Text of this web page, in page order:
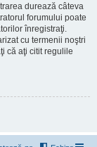
durează câteva
forumului poate
înregistraţi.
cu termenii noştri
că aţi citit regulile